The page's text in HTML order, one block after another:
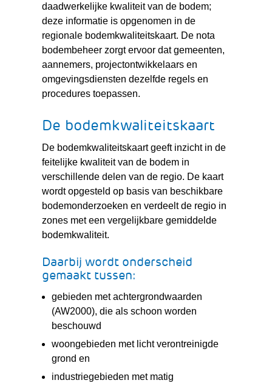
daadwerkelijke kwaliteit van de bodem;
deze informatie is opgenomen in de
regionale bodemkwaliteitskaart. De nota
bodembeheer zorgt ervoor dat gemeenten,
aannemers, projectontwikkelaars en
omgevingsdiensten dezelfde regels en
procedures toepassen.
De bodemkwaliteitskaart
De bodemkwaliteitskaart geeft inzicht in de
feitelijke kwaliteit van de bodem in
verschillende delen van de regio. De kaart
wordt opgesteld op basis van beschikbare
bodemonderzoeken en verdeelt de regio in
zones met een vergelijkbare gemiddelde
bodemkwaliteit.
Daarbij wordt onderscheid
gemaakt tussen:
gebieden met achtergrondwaarden
(AW2000), die als schoon worden
beschouwd
woongebieden met licht verontreinigde
grond en
industriegebieden met matig